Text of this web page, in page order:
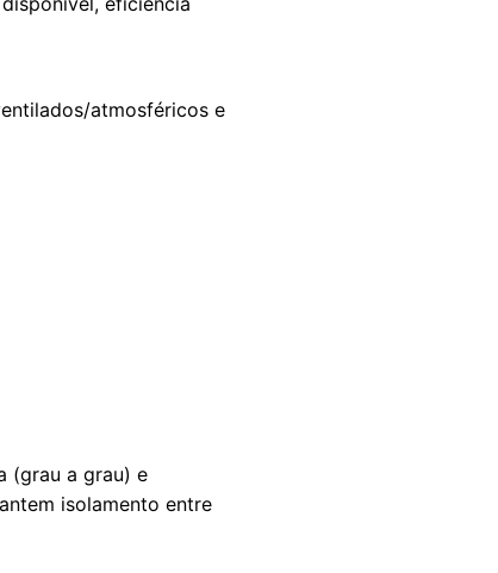
atmosféricos e
(grau a grau) e
isolamento entre